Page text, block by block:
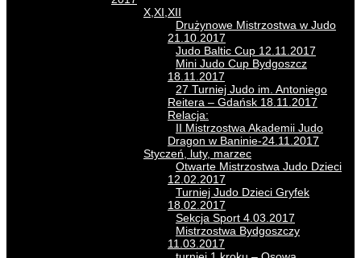
X,XI,XII
Drużynowe Mistrzostwa w Judo
21.10.2017
Judo Baltic Cup 12.11.2017
Mini Judo Cup Bydgoszcz
18.11.2017
27 Turniej Judo im. Antoniego
Reitera – Gdańsk 18.11.2017
Relacja:
II Mistrzostwa Akademii Judo
Dragon w Baninie-24.11.2017
Styczeń, luty, marzec
Otwarte Mistrzostwa Judo Dzieci
12.02.2017
Turniej Judo Dzieci Gryfek
18.02.2017
Sekcja Sport 4.03.2017
Mistrzostwa Bydgoszczy
11.03.2017